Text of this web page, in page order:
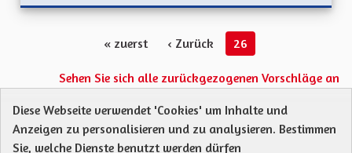
« zuerst ‹ Zurück 26
Sehen Sie sich alle zurückgezogenen Vorschläge an
Protection des Données
Charte de contribution
Diese Webseite verwendet 'Cookies' um Inhalte und
Anzeigen zu personalisieren und zu analysieren. Bestimmen
Sie, welche Dienste benutzt werden dürfen